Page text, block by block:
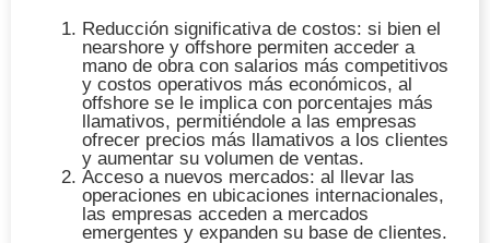
Reducción significativa de costos: si bien el
nearshore y offshore permiten acceder a
mano de obra con salarios más competitivos
y costos operativos más económicos, al
offshore se le implica con porcentajes más
llamativos, permitiéndole a las empresas
ofrecer precios más llamativos a los clientes
y aumentar su volumen de ventas.
Acceso a nuevos mercados: al llevar las
operaciones en ubicaciones internacionales,
las empresas acceden a mercados
emergentes y expanden su base de clientes.